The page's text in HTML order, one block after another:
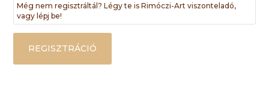
Még nem regisztráltál? Légy te is Rimóczi-Art viszonteladó,
vagy lépj be!
REGISZTRÁCIÓ